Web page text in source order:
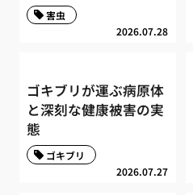
2026.07.28
害虫
ゴキブリが運ぶ病原体
と深刻な健康被害の実
態
2026.07.27
ゴキブリ